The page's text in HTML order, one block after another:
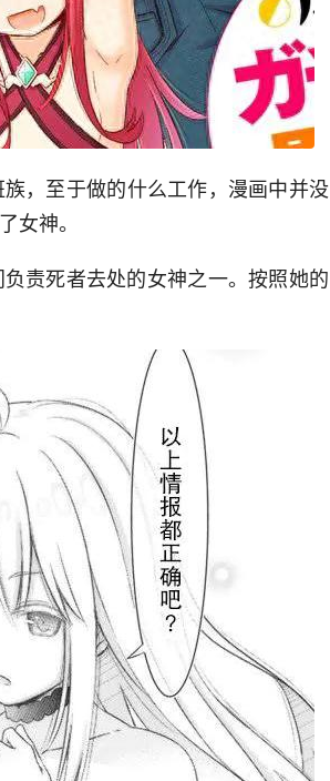
，至于做的什么工作，漫画中并没
女神。
责死者去处的女神之一。按照她的